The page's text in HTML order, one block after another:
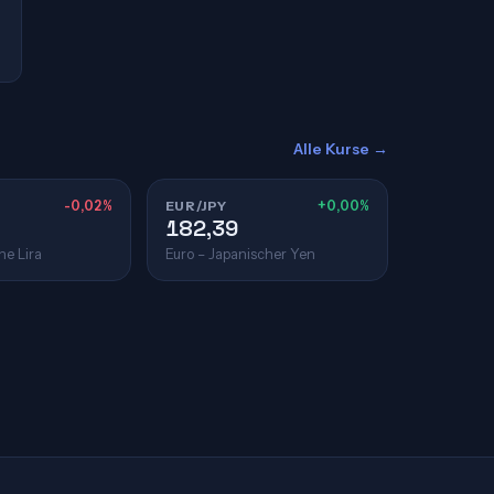
Alle Kurse →
-0,02%
Lira
EUR/JPY +0,00%
182,39
Euro – Japanischer Yen